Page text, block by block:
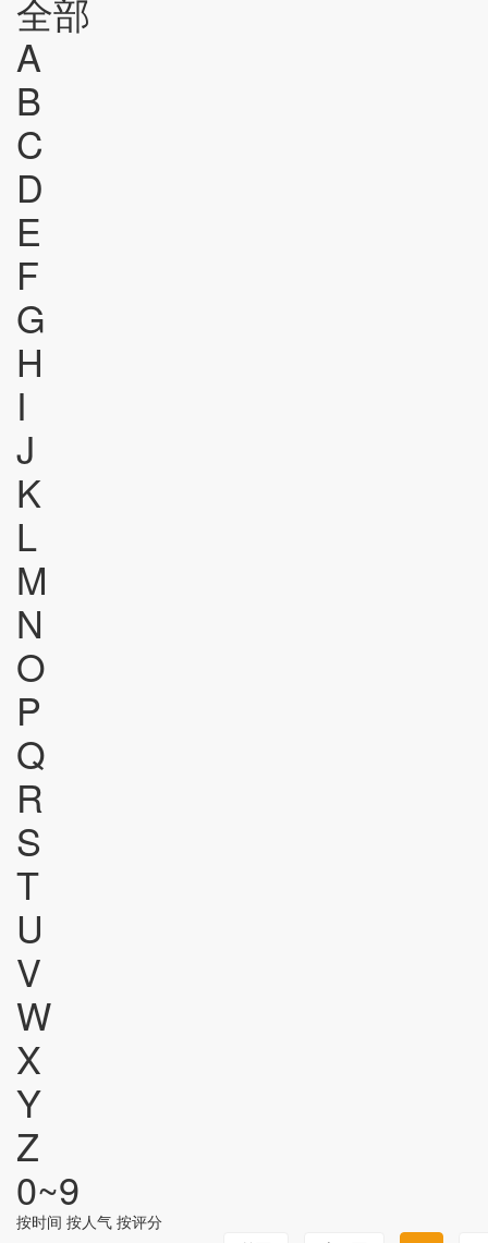
全部
A
B
C
D
E
F
G
H
I
J
K
L
M
N
O
P
Q
R
S
T
U
V
W
X
Y
Z
0~9
按时间 按人气 按评分